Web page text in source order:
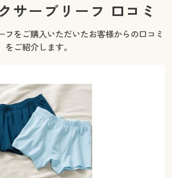
品
家具
ブリック
ント
下着
具通販すべて
ブリック
ント
下着
て
ス服
サーブリーフ 口コミ
フをご購入いただいたお客様からの口コミ
をご紹介します。